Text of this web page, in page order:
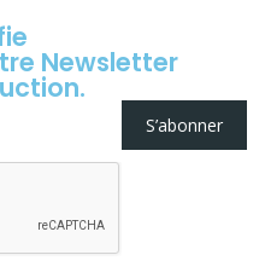
Newsletter
S’abonner